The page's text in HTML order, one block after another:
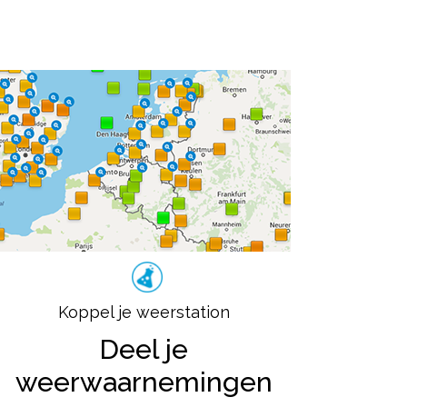
Koppel je weerstation
Deel je
weerwaarnemingen